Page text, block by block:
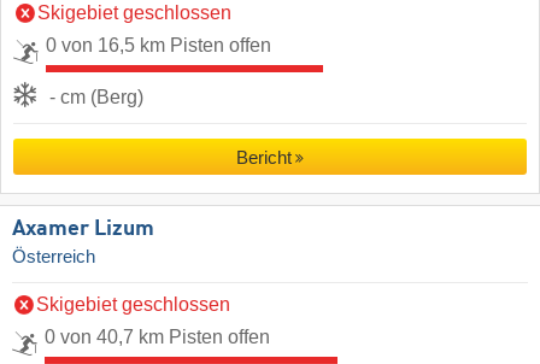
Skigebiet geschlossen
0 von 16,5 km Pisten offen
- cm (Berg)
Bericht
Axamer Lizum
Österreich
Skigebiet geschlossen
0 von 40,7 km Pisten offen